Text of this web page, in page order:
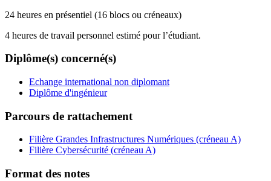
24 heures en présentiel (16 blocs ou créneaux)
4 heures de travail personnel estimé pour l’étudiant.
Diplôme(s) concerné(s)
Echange international non diplomant
Diplôme d'ingénieur
Parcours de rattachement
Filière Grandes Infrastructures Numériques (créneau A)
Filière Cybersécurité (créneau A)
Format des notes